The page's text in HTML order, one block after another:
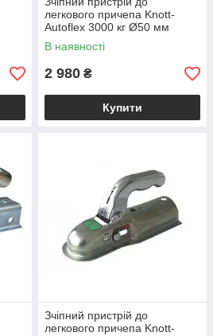
легкового причепа Knott-
Autoflex 3000 кг Ø50 мм
6E0350.001
В наявності
2 980 ₴
Купити
Зчіпний пристрій до
легкового причепа Knott-